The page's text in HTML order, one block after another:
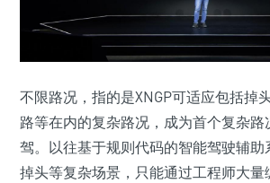
不限路况，指的是XNGP可适应包括掉
路等在内的复杂路况，成为首个复杂路
驾。以往基于规则代码的智能驾驶辅助
掉头等复杂场景，只能通过工程师大